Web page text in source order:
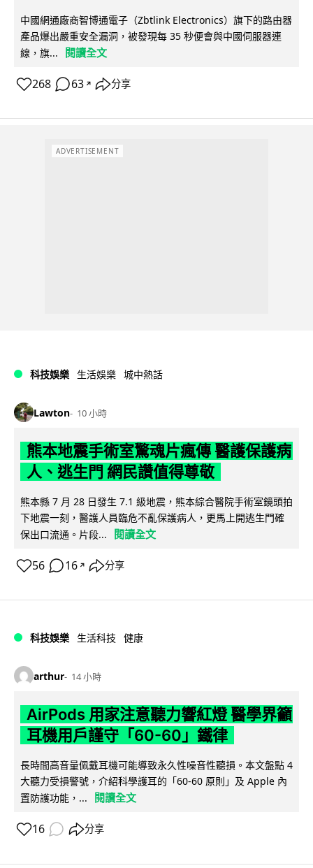
中國網通廠商智博通電子（Zbtlink Electronics）旗下的路由器
產品爆出嚴重安全漏洞，被發現每 35 秒便會與中國伺服器連
線，旗...
閱讀全文
268 63 ↗ 分享
ADVERTISEMENT
科技娛樂 生活娛樂 城中熱話
Lawton 10 小時
熊本地震手術室驚魂片瘋傳 醫護保護病
人、逃生門 網民讚值得尊敬
熊本縣 7 月 28 日發生 7.1 級地震，熊本綜合醫院手術室鏡頭拍
下地震一刻，醫護人員臨危不亂保護病人，更馬上開逃生門確
保出口流通。片段...
閱讀全文
56 16 ↗ 分享
科技娛樂 生活科技 健康
arthur 14 小時
AirPods 用家注意聽力響紅燈 醫學界籲
耳機用戶謹守「60-60」鐵律
長時間高音量佩戴耳機可能導致永久性噪音性聽損。本文盤點 4
大聽力受損警號，介紹科學護耳的「60-60 原則」及 Apple 內
置防護功能，...
閱讀全文
16 分享